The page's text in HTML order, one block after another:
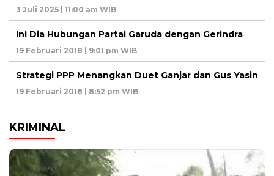
3 Juli 2025 | 11:00 am WIB
Ini Dia Hubungan Partai Garuda dengan Gerindra
19 Februari 2018 | 9:01 pm WIB
Strategi PPP Menangkan Duet Ganjar dan Gus Yasin
19 Februari 2018 | 8:52 pm WIB
KRIMINAL